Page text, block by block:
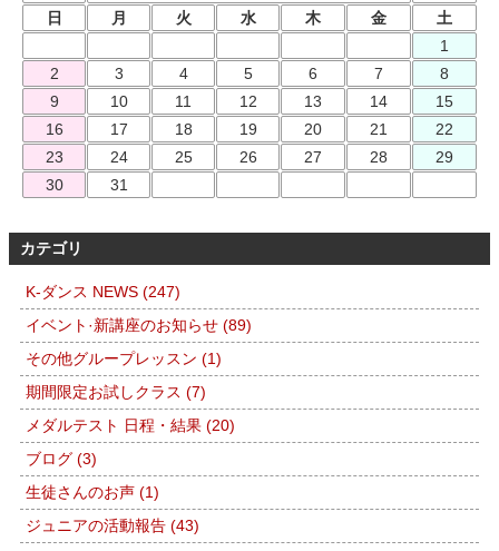
日
月 火 水 木 金
土
1
2
3 4 5 6 7
8
9
10 11 12 13 14
15
16
17 18 19 20 21
22
23
24 25 26 27 28
29
30
31
カテゴリ
K-ダンス NEWS (247)
イベント·新講座のお知らせ (89)
その他グループレッスン (1)
期間限定お試しクラス (7)
メダルテスト 日程・結果 (20)
ブログ (3)
生徒さんのお声 (1)
ジュニアの活動報告 (43)